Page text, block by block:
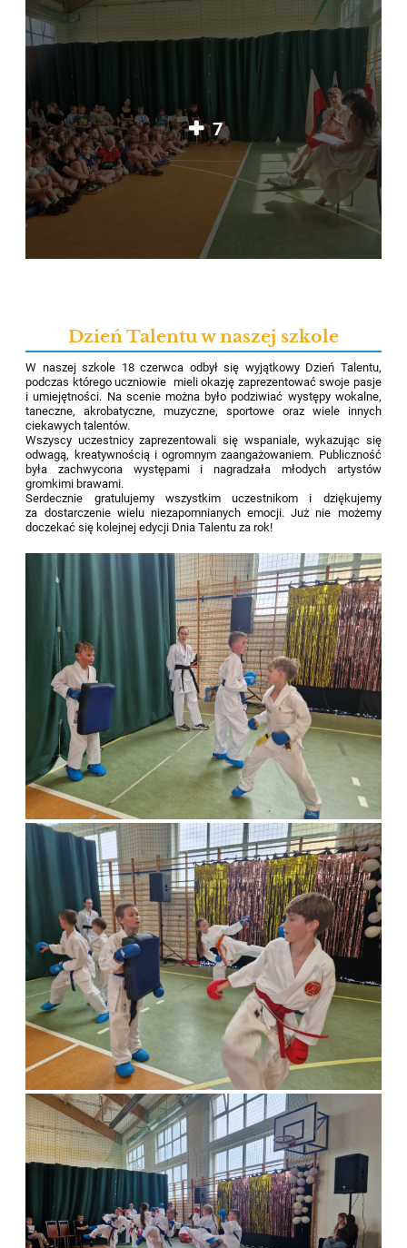
7
Dzień Talentu w naszej szkole
W naszej szkole 18 czerwca odbył się wyjątkowy Dzień Talentu,
podczas którego uczniowie mieli okazję zaprezentować swoje pasje
i umiejętności. Na scenie można było podziwiać występy wokalne,
taneczne, akrobatyczne, muzyczne, sportowe oraz wiele innych
ciekawych talentów.
Wszyscy uczestnicy zaprezentowali się wspaniale, wykazując się
odwagą, kreatywnością i ogromnym zaangażowaniem. Publiczność
była zachwycona występami i nagradzała młodych artystów
gromkimi brawami.
Serdecznie gratulujemy wszystkim uczestnikom i dziękujemy
za dostarczenie wielu niezapomnianych emocji. Już nie możemy
doczekać się kolejnej edycji Dnia Talentu za rok!